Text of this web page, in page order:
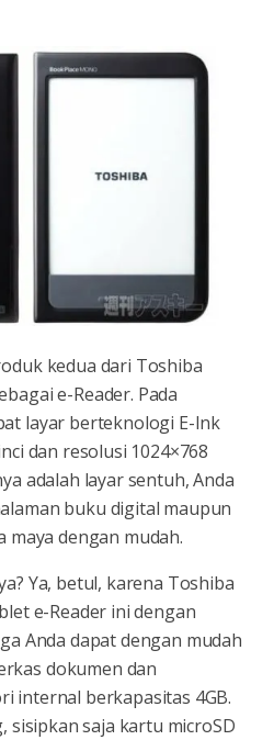
kedua dari Toshiba
e-Reader. Pada
layar berteknologi E-Ink
dan resolusi 1024×768
adalah layar sentuh, Anda
buku digital maupun
maya dengan mudah.
Ya, betul, karena Toshiba
e-Reader ini dengan
Anda dapat dengan mudah
dokumen dan
internal berkapasitas 4GB.
sisipkan saja kartu microSD